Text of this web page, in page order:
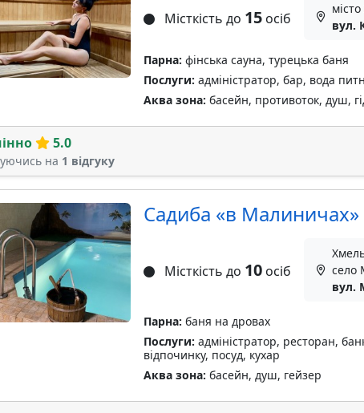
Місткість до 15осіб
вул.
Парна: фінська сауна, турецька баня
Послуги: адміністратор, бар, вода
Аква зона: басейн, противоток, душ,
5.0
на 1 відгуку
Садиба «в Малиничах»
Місткість до 10осіб
село
вул.
Парна: баня на дровах
Послуги: адміністратор, ресторан,
відпочинку, посуд, кухар
Аква зона: басейн, душ, гейзер